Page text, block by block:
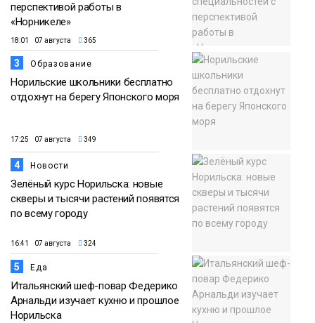
перспективой работы в
«Норникеле»
18:01 07 августа 365
3 Образование
Норильские школьники бесплатно
отдохнут на берегу Японского моря
17:25 07 августа 349
4 Новости
Зелёный курс Норильска: новые
скверы и тысячи растений появятся
по всему городу
16:41 07 августа 324
5 Еда
Итальянский шеф-повар Федерико
Арнальди изучает кухню и прошлое
Норильска